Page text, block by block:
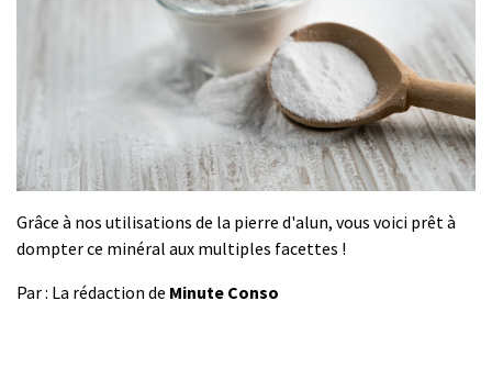
Grâce à nos utilisations de la pierre d'alun, vous voici prêt à
dompter ce minéral aux multiples facettes !
Par : La rédaction de Minute Conso